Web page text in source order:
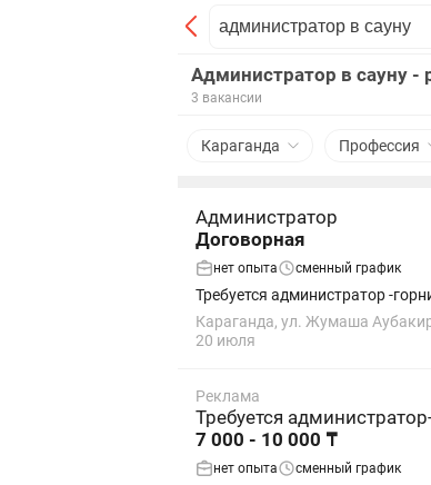
Администратор в сауну -
3 вакансии
Караганда Профессия
Администратор
Договорная
нет опыта сменный график
Требуется администратор -
Караганда, ул. Жумаша
20 июля
Реклама
Требуется
7 000 - 10 000 ₸
нет опыта сменный график